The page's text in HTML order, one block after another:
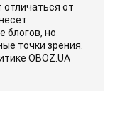
от
блогов, но
точки зрения.
OBOZ.UA